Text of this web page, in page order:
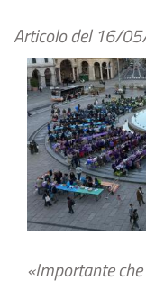
Articolo del 16/
«Importante